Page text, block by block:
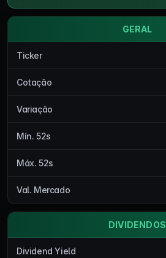
GERAL
Ticker
Cotação
Variação
Mín. 52s
Máx. 52s
Val. Mercado
DIVIDENDOS
Dividend Yield